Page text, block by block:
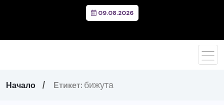
09.08.2026
Начало Етикет: бижута